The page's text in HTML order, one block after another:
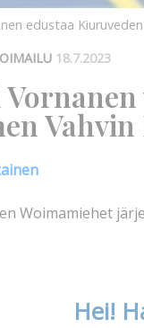
edustaa
18.7.2023
Woimamiehet
Hei!